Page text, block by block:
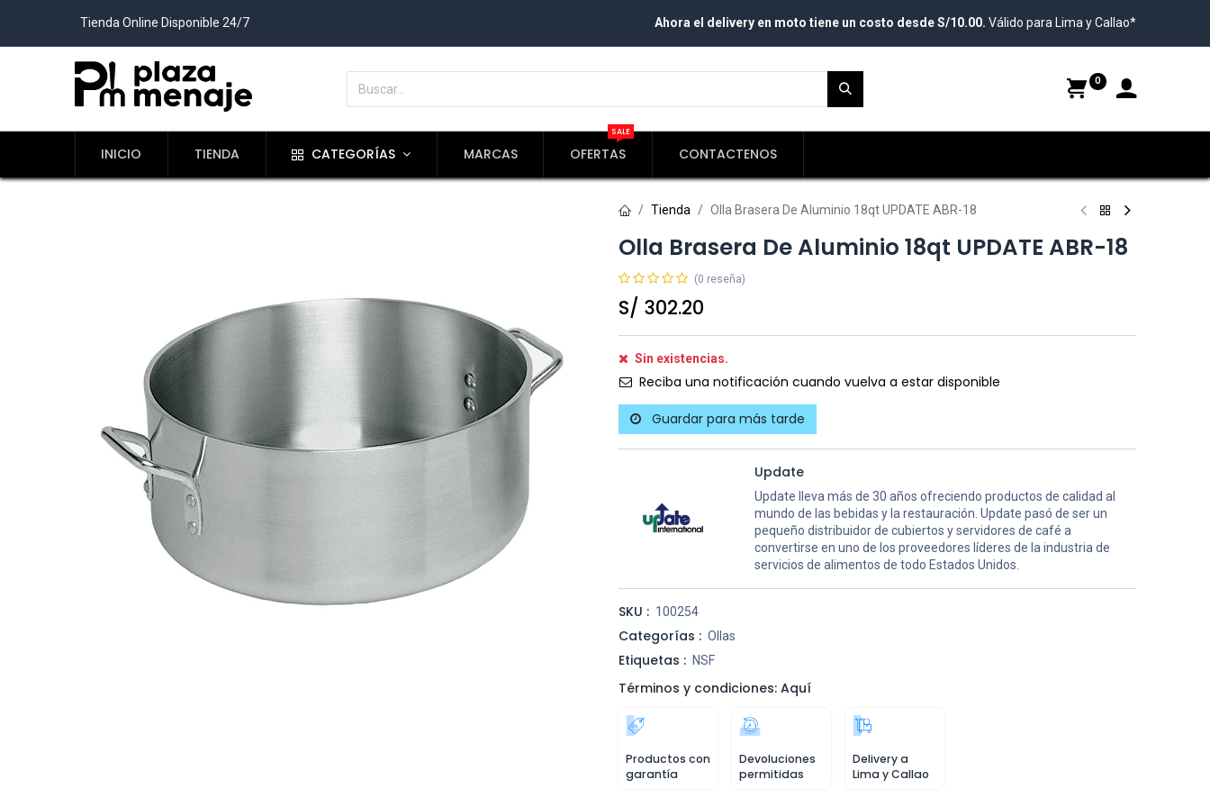
Tienda Online Disponible 24/7 Ahora el delivery en moto tiene un costo desde S/10.00. Válido para Lima y Callao*
0
INICIO TIENDA CATEGORÍAS MARCAS OFERTAS
SALE
CONTACTENOS
Tienda Olla Brasera De Aluminio 18qt UPDATE ABR-18
Olla Brasera De Aluminio 18qt UPDATE ABR-18
(0 reseña)
S/ 302.20
Sin existencias.
Reciba una notificación cuando vuelva a estar disponible
Guardar para más tarde
Update
Update lleva más de 30 años ofreciendo productos de calidad al
mundo de las bebidas y la restauración. Update pasó de ser un
pequeño distribuidor de cubiertos y servidores de café a
convertirse en uno de los proveedores líderes de la industria de
servicios de alimentos de todo Estados Unidos.
SKU : 100254
Categorías : Ollas
Etiquetas : NSF
Términos y condiciones: Aquí
Productos con
garantía
Devoluciones
permitidas
Delivery a
Lima y Callao